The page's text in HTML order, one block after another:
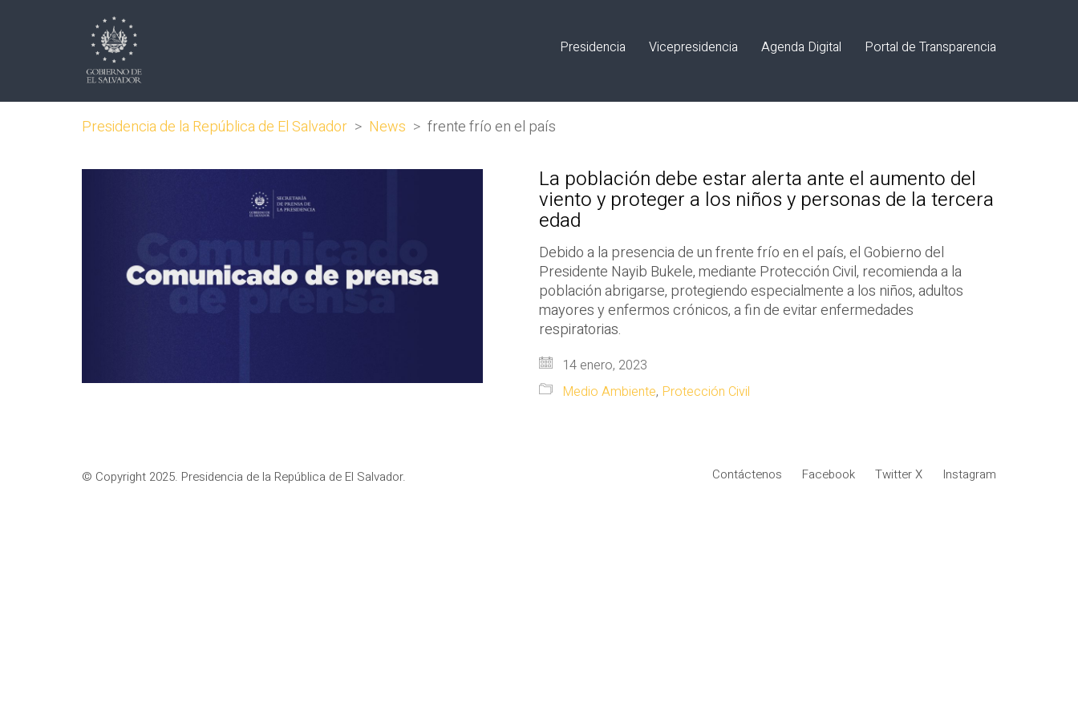
Presidencia Vicepresidencia Agenda Digital Portal de Transparencia
Presidencia de la República de El Salvador > News > frente frío en el país
La población debe estar alerta ante el aumento del
viento y proteger a los niños y personas de la tercera
edad
Debido a la presencia de un frente frío en el país, el Gobierno del
Presidente Nayib Bukele, mediante Protección Civil, recomienda a la
población abrigarse, protegiendo especialmente a los niños, adultos
mayores y enfermos crónicos, a fin de evitar enfermedades
respiratorias.
14 enero, 2023
Medio Ambiente, Protección Civil
Contáctenos Facebook Twitter X Instagram
© Copyright 2025. Presidencia de la República de El Salvador.